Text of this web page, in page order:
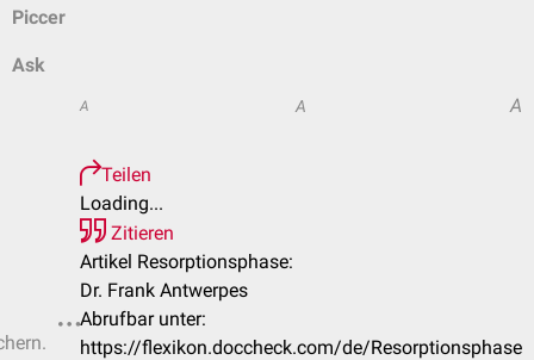
Piccer
Ask
A A A
Teilen
Loading...
Zitieren
Artikel Resorptionsphase:
Dr. Frank Antwerpes
Abrufbar unter:
https://flexikon.doccheck.com/de/Resorptionsphase